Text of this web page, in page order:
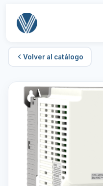
Volver al catálogo